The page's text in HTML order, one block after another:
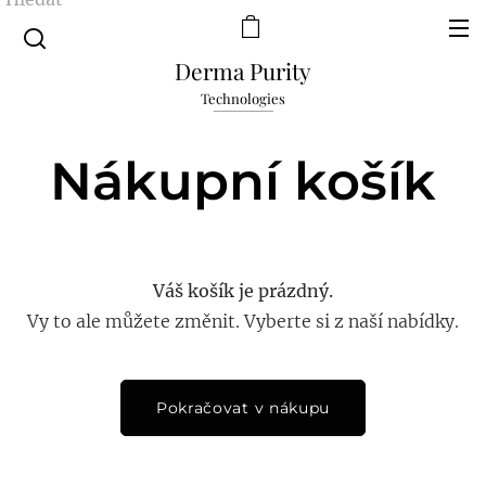
Derma Purity
Technologies
Nákupní košík
Váš košík je prázdný.
Vy to ale můžete změnit. Vyberte si z naší nabídky.
Pokračovat v nákupu